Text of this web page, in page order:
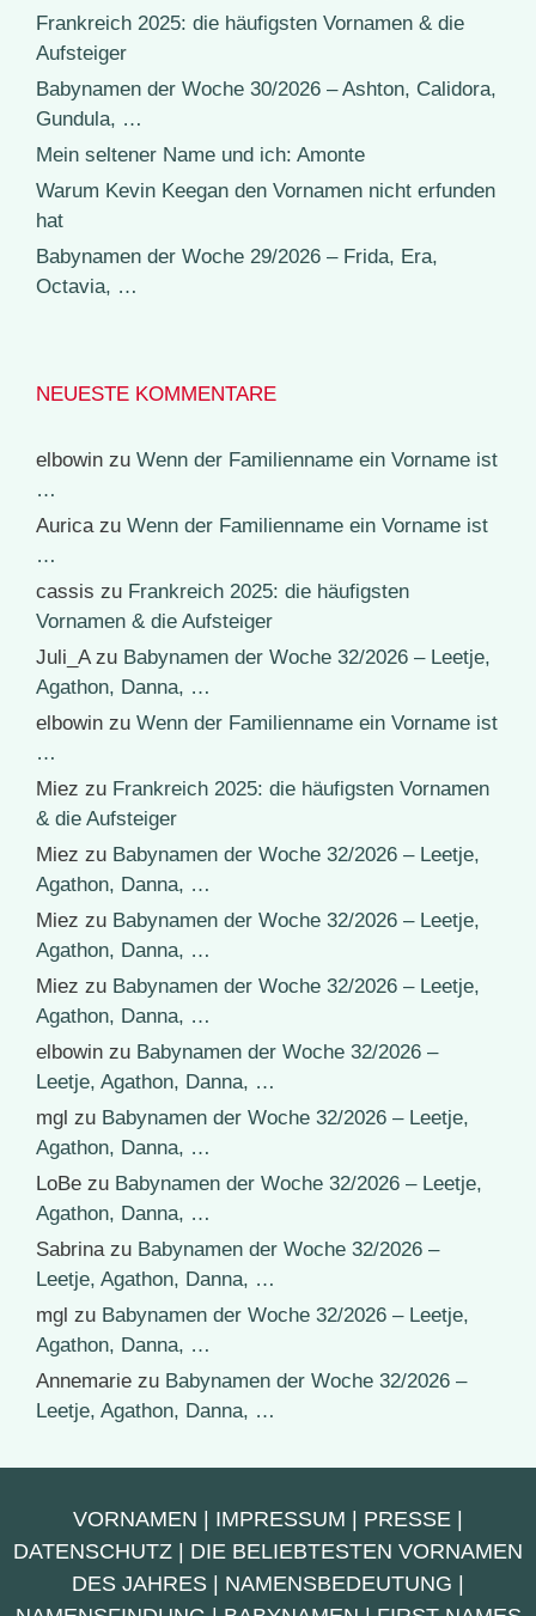
Frankreich 2025: die häufigsten Vornamen & die
Aufsteiger
Babynamen der Woche 30/2026 – Ashton, Calidora,
Gundula, …
Mein seltener Name und ich: Amonte
Warum Kevin Keegan den Vornamen nicht erfunden
hat
Babynamen der Woche 29/2026 – Frida, Era,
Octavia, …
NEUESTE KOMMENTARE
elbowin zu Wenn der Familienname ein Vorname ist
…
Auricazu Wenn der Familienname ein Vorname ist
…
cassis zu Frankreich 2025: die häufigsten
Vornamen & die Aufsteiger
Juli_Azu Babynamen der Woche 32/2026 – Leetje,
Agathon, Danna, …
elbowin zu Wenn der Familienname ein Vorname ist
…
Miez zu Frankreich 2025: die häufigsten Vornamen
& die Aufsteiger
Miez zu Babynamen der Woche 32/2026 – Leetje,
Agathon, Danna, …
Miez zu Babynamen der Woche 32/2026 – Leetje,
Agathon, Danna, …
Miez zu Babynamen der Woche 32/2026 – Leetje,
Agathon, Danna, …
elbowin zu Babynamen der Woche 32/2026 –
Leetje, Agathon, Danna, …
mgl zu Babynamen der Woche 32/2026 – Leetje,
Agathon, Danna, …
LoBe zu Babynamen der Woche 32/2026 – Leetje,
Agathon, Danna, …
Sabrinazu Babynamen der Woche 32/2026 –
Leetje, Agathon, Danna, …
mgl zu Babynamen der Woche 32/2026 – Leetje,
Agathon, Danna, …
Annemarie zu Babynamen der Woche 32/2026 –
Leetje, Agathon, Danna, …
VORNAMEN | IMPRESSUM | PRESSE |
DATENSCHUTZ | DIE BELIEBTESTEN VORNAMEN
DES JAHRES | NAMENSBEDEUTUNG |